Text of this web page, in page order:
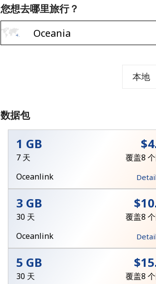
至少 8 个字符
您想去哪里旅行？
本地
数据包
1 GB
7 天
覆盖8
Oceanlink
3 GB
30 天
覆盖8
Oceanlink
5 GB
30 天
覆盖8